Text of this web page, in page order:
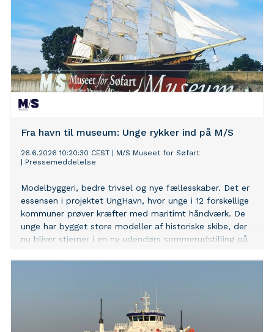
Fra havn til museum: Unge rykker ind på M/S
26.6.2026 10:20:30 CEST
M/S Museet for Søfart
Pressemeddelelse
Modelbyggeri, bedre trivsel og nye fællesskaber. Det er
essensen i projektet UngHavn, hvor unge i 12 forskellige
kommuner prøver kræfter med maritimt håndværk. De
unge har bygget store modeller af historiske skibe, der
nu bliver stjerner i en ny udendørs sommerudstilling på